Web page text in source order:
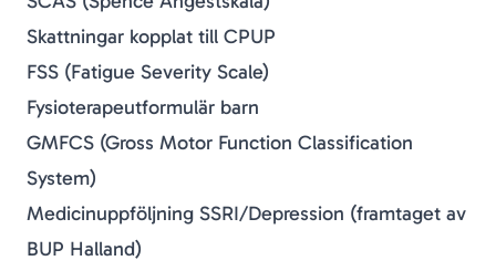
Skattningar kopplat till CPUP
FSS (Fatigue Severity Scale)
Fysioterapeutformulär barn
GMFCS (Gross Motor Function Classification
System)
Medicinuppföljning SSRI/Depression (framtaget av
BUP Halland)